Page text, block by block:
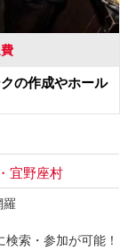
の作成やホール
宜野座村
羅
索・参加が可能！